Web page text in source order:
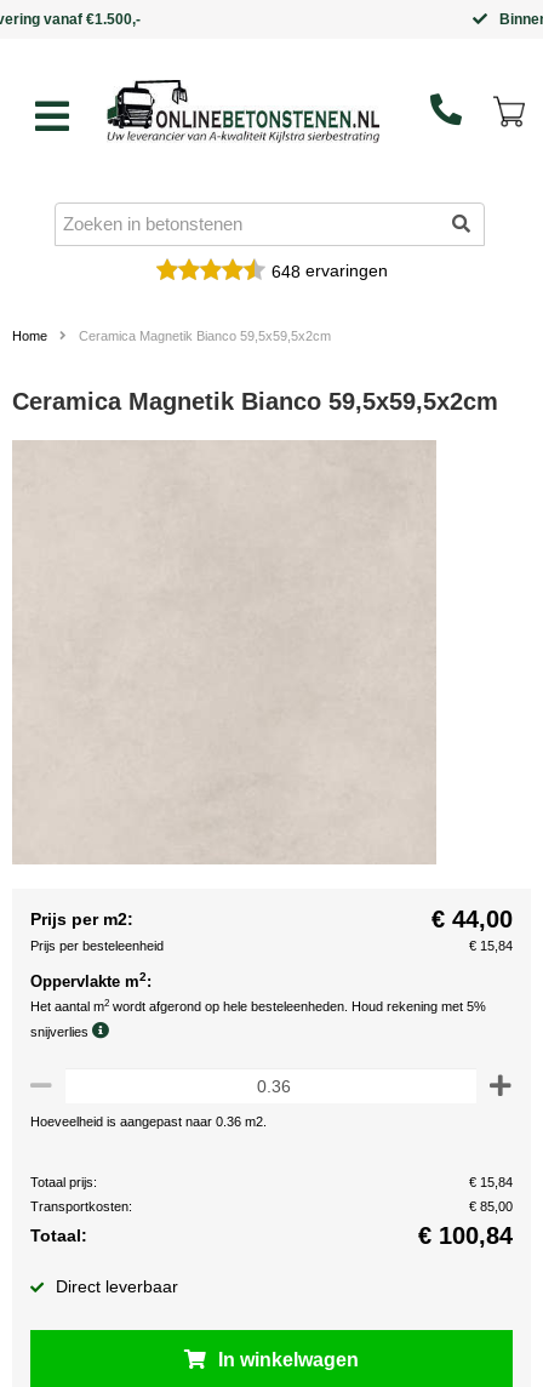
648ervaringen
Home Ceramica Magnetik Bianco 59,5x59,5x2cm
Ceramica Magnetik Bianco 59,5x59,5x2cm
Prijs per m2: € 44,00
Prijs per besteleenheid € 15,84
Oppervlakte m2:
Het aantal m2 wordt afgerond op hele besteleenheden. Houd rekening met 5%
snijverlies
Hoeveelheid is aangepast naar 0.36 m2.
Totaal prijs:
€ 15,84
Transportkosten:
€ 85,00
Totaal: € 100,84
Direct leverbaar
In winkelwagen